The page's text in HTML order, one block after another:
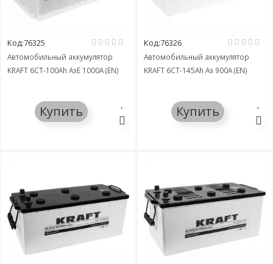
Код:76325
Автомобильный аккумулятор
KRAFT 6СТ-100Ah АзЕ 1000A (EN)
Купить
Код:76326
Автомобильный аккумулятор
KRAFT 6СТ-145Ah Аз 900A (EN)
Купить